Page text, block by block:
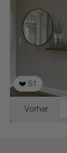
❤️ 51
Vorher